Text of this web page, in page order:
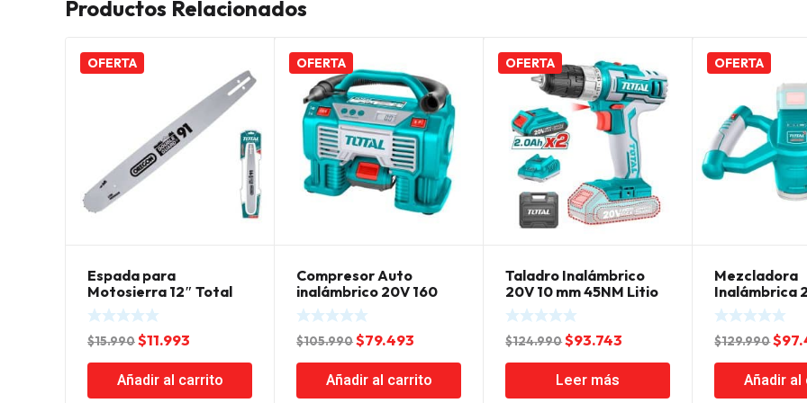
Productos Relacionados
OFERTA
Espada para
Motosierra 12″ Total
$15.990El
precio
original
$11.993
precio
actual
Añadir al carrito
OFERTA
Compresor Auto
inalámbrico 20V 160
PSI Litio Ion Total
$105.990El
precio
original
$79.493
precio
actual
Añadir al carrito
OFERTA
Taladro Inalámbrico
20V 10 mm 45NM Litio
Ion Total
$124.990El
precio
original
$93.743
precio
Leer más
OFERTA
Mezcladora
Inalámbrica
Ion Total
$129.990El
$
Añadir